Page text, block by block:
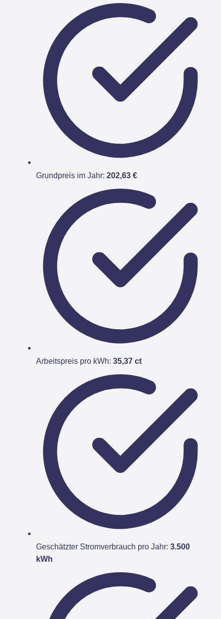
Grundpreis im Jahr: 202,63 €
Arbeitspreis pro kWh: 35,37 ct
Geschätzter Stromverbrauch pro Jahr: 3.500
kWh